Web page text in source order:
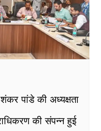
पांडे की अध्यक्षता
की संपन्न हुई